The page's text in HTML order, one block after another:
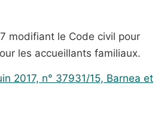
modifiant le Code civil pour
les accueillants familiaux.
2017, n° 37931/15, Barnea et